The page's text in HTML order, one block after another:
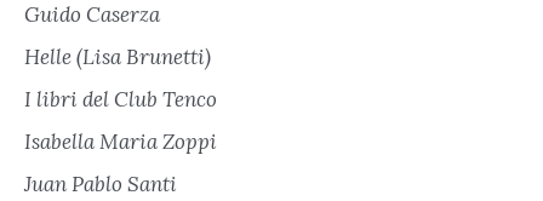
Guido Caserza
Helle (Lisa Brunetti)
I libri del Club Tenco
Isabella Maria Zoppi
Juan Pablo Santi